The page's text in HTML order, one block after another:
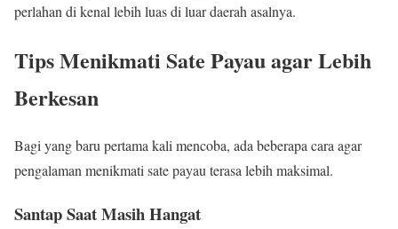
perlahan di kenal lebih luas di luar daerah asalnya.
Tips Menikmati Sate Payau agar Lebih
Berkesan
Bagi yang baru pertama kali mencoba, ada beberapa cara agar
pengalaman menikmati sate payau terasa lebih maksimal.
Santap Saat Masih Hangat